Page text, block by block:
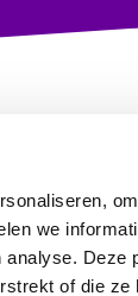
we
Deze
of die
in English